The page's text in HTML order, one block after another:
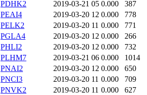
PDHK2
2019-03-21 05 0.000
387
PEAI4
2019-03-20 12 0.000
778
PELK2
2019-03-20 11 0.000
771
PGLA4
2019-03-20 12 0.000
266
PHLI2
2019-03-20 12 0.000
732
PLHM7
2019-03-21 06 0.000
1014
PNAI2
2019-03-20 12 0.000
650
PNCI3
2019-03-20 11 0.000
709
PNVK2
2019-03-20 11 0.000
627